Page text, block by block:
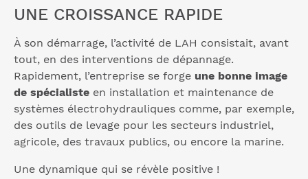
UNE CROISSANCE RAPIDE
À son démarrage, l’activité de LAH consistait, avant
tout, en des interventions de dépannage.
Rapidement, l’entreprise se forge une bonne image
de spécialiste en installation et maintenance de
systèmes électrohydrauliques comme, par exemple,
des outils de levage pour les secteurs industriel,
agricole, des travaux publics, ou encore la marine.
Une dynamique qui se révèle positive !